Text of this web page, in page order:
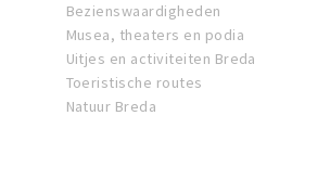
Bezienswaardigheden
Musea, theaters en podia
Uitjes en activiteiten Breda
Toeristische routes
Natuur Breda